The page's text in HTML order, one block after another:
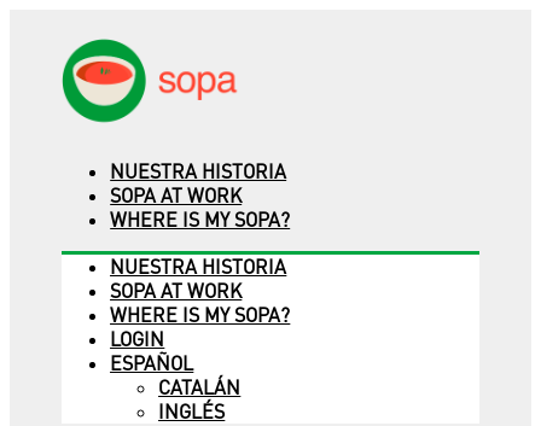
NUESTRA HISTORIA
SOPA AT WORK
WHERE IS MY SOPA?
NUESTRA HISTORIA
SOPA AT WORK
WHERE IS MY SOPA?
LOGIN
ESPAÑOL
CATALÁN
INGLÉS